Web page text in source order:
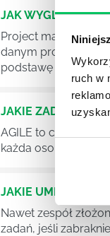
ruch w
JAK WYGLĄDA
Project
danym projektem
podstawę
JAKIE ZADANIA
AGILE to coraz
każda osoba
JAKIE
Nawet zespół
zadań, jeśli